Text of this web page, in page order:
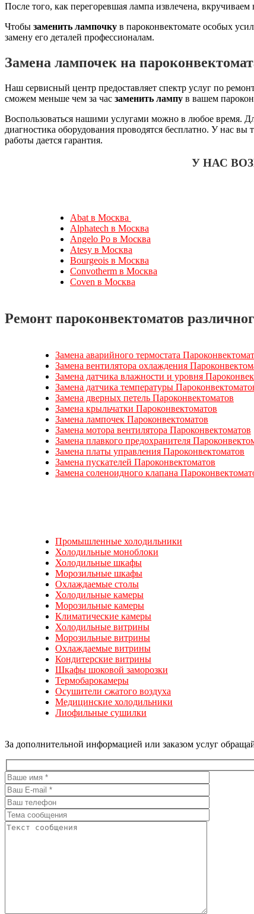
После того, как перегоревшая лампа извлечена,
Чтобы заменить лампочку в пароконвектомате особых
замену его деталей профессионалам.
Замена лампочек на
Наш сервисный центр предоставляет спектр услуг по
сможем меньше чем за час заменить лампу в вашем
Воспользоваться нашими услугами можно в любое время.
диагностика оборудования проводятся бесплатно. У нас
работы дается гарантия.
У НАС
Abat в Москва
Alphatech в Москва
Angelo Po в Москва
Atesy в Москва
Bourgeois в Москва
Convotherm в Москва
Coven в Москва
Ремонт пароконвектоматов
Замена аварийного термостата
Замена вентилятора охлаждения
Замена датчика влажности и уровня
Замена датчика температуры
Замена дверных петель Пароконвектоматов
Замена крыльчатки Пароконвектоматов
Замена лампочек Пароконвектоматов
Замена мотора вентилятора Пароконвектоматов
Замена плавкого предохранителя
Замена платы управления Пароконвектоматов
Замена пускателей Пароконвектоматов
Замена соленоидного клапана
Промышленные холодильники
Холодильные моноблоки
Холодильные шкафы
Морозильные шкафы
Охлаждаемые столы
Холодильные камеры
Морозильные камеры
Климатические камеры
Холодильные витрины
Морозильные витрины
Охлаждаемые витрины
Кондитерские витрины
Шкафы шоковой заморозки
Термобарокамеры
Осушители сжатого воздуха
Медицинские холодильники
Лиофильные сушилки
За дополнительной информацией или заказом услуг